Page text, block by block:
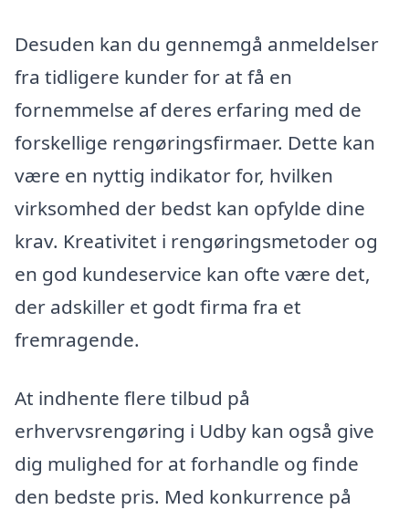
Desuden kan du gennemgå anmeldelser
fra tidligere kunder for at få en
fornemmelse af deres erfaring med de
forskellige rengøringsfirmaer. Dette kan
være en nyttig indikator for, hvilken
virksomhed der bedst kan opfylde dine
krav. Kreativitet i rengøringsmetoder og
en god kundeservice kan ofte være det,
der adskiller et godt firma fra et
fremragende.
At indhente flere tilbud på
erhvervsrengøring i Udby kan også give
dig mulighed for at forhandle og finde
den bedste pris. Med konkurrence på